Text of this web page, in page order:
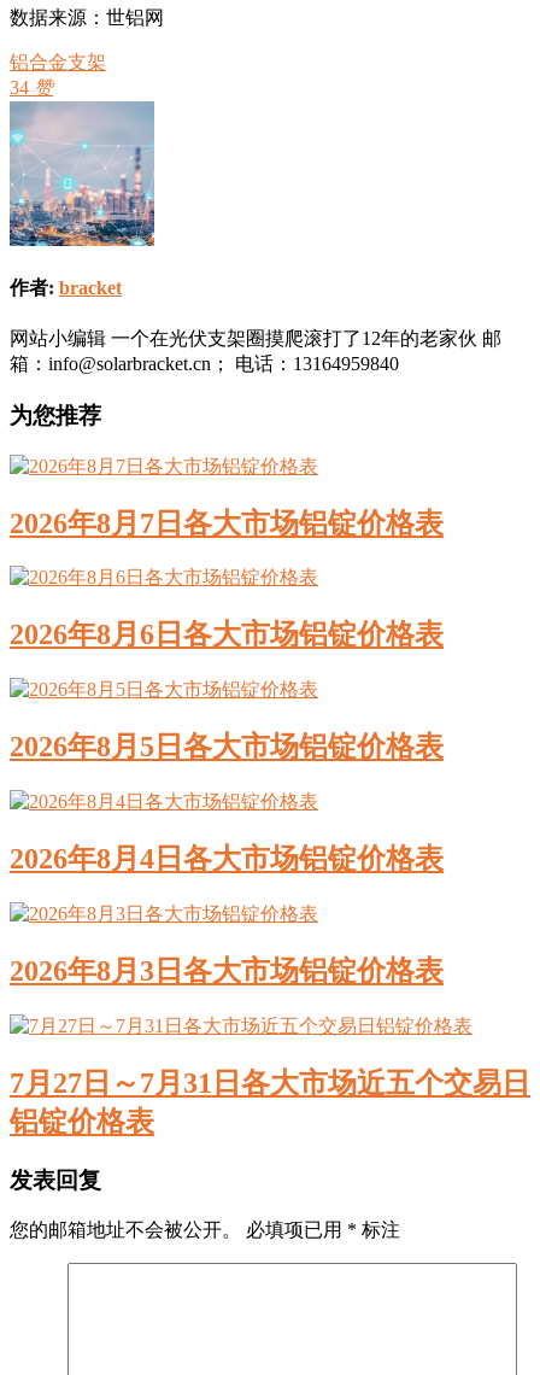
数据来源：世铝网
铝合金支架
34 赞
作者: bracket
网站小编辑 一个在光伏支架圈摸爬滚打了12年的老家伙 邮
箱：info@solarbracket.cn； 电话：13164959840
为您推荐
2026年8月7日各大市场铝锭价格表
2026年8月6日各大市场铝锭价格表
2026年8月5日各大市场铝锭价格表
2026年8月4日各大市场铝锭价格表
2026年8月3日各大市场铝锭价格表
7月27日～7月31日各大市场近五个交易日
铝锭价格表
发表回复
您的邮箱地址不会被公开。 必填项已用 * 标注